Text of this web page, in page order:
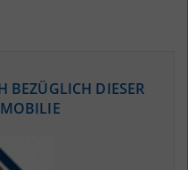
BEZÜGLICH DIESER